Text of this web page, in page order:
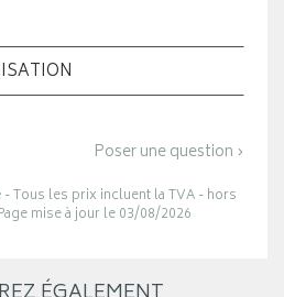
Poser une question ›
- Tous les prix incluent la TVA - hors
mise à jour le 03/08/2026